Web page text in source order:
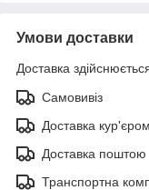
Умови доставки
Доставка
Самовивіз
Доставка кур'єром
Доставка поштою
Транспортна